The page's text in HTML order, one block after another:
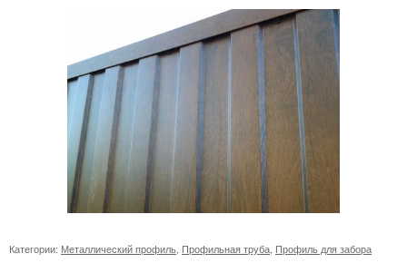
Категории: Металлический профиль Профильная труба Профиль для забора